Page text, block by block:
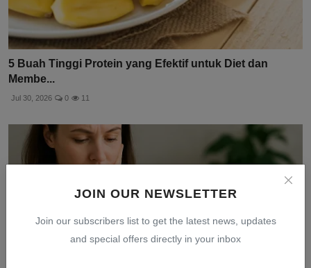
JOIN OUR NEWSLETTER
Join our subscribers list to get the latest news, updates
and special offers directly in your inbox
5 Buah Tinggi Protein yang Efektif untuk Diet dan
Membe...
Jul 30, 2026 0 11